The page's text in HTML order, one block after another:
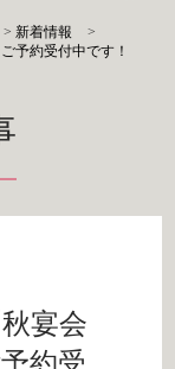
>新着情報
>
予約受付中です！
宴会